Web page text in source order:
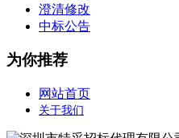
澄清修改
中标公告
为你推荐
网站首页
关于我们